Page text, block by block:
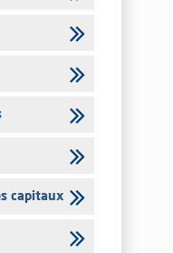
de dépôt
réalisées
par l'AMMC
capitaux